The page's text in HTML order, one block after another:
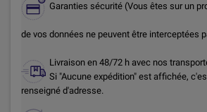
Garanties sécurité (Vous êtes sur un
de vos données ne peuvent être interceptées
Livraison en 48/72 h avec nos
Si "Aucune expédition" est affichée,
renseigné d'adresse.